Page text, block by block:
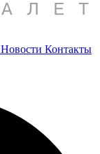
Новости Контакты